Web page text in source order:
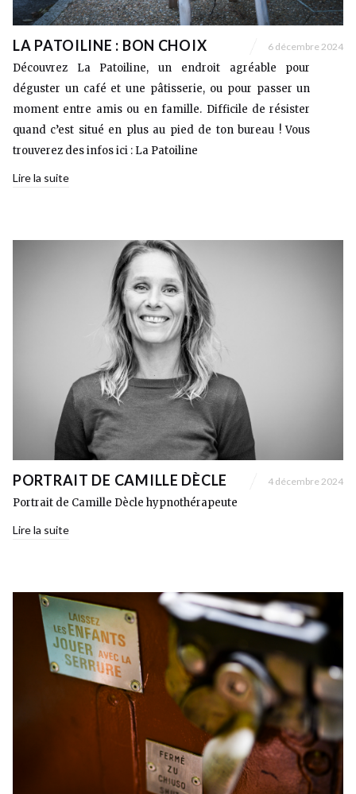
LA PATOILINE : BON CHOIX 6 décembre 2024
Découvrez La Patoiline, un endroit agréable pour
déguster un café et une pâtisserie, ou pour passer un
moment entre amis ou en famille. Difficile de résister
quand c’est situé en plus au pied de ton bureau ! Vous
trouverez des infos ici : La Patoiline
Lire la suite
PORTRAIT DE CAMILLE DÈCLE 4 décembre 2024
Portrait de Camille Dècle hypnothérapeute
Lire la suite